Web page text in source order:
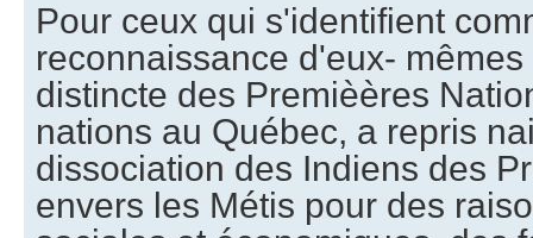
Pour ceux qui s'identifient
reconnaissance d'eux-
distincte des Premièères
nations au Québec, a repris
dissociation des Indiens des
envers les Métis pour des